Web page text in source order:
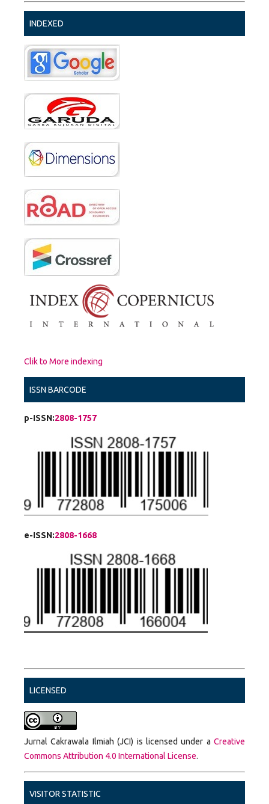
INDEXED
Clik to More indexing
ISSN BARCODE
p-ISSN:2808-1757
e-ISSN:2808-1668
LICENSED
Jurnal Cakrawala Ilmiah (JCI) is licensed under aCreative
Commons Attribution 4.0 International License.
VISITOR STATISTIC